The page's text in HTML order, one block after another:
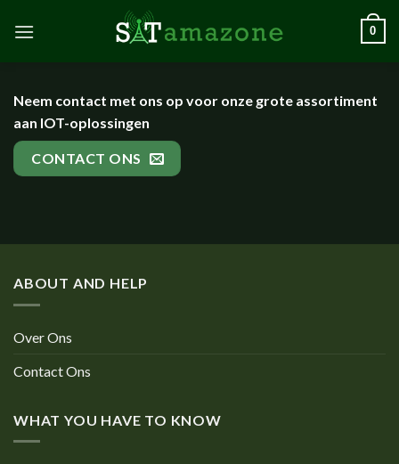
0
Neem contact met ons op voor onze grote assortiment
aan IOT-oplossingen
CONTACT ONS
ABOUT AND HELP
Over Ons
Contact Ons
WHAT YOU HAVE TO KNOW